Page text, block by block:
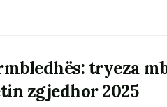
tryeza
zgjedhor 2025